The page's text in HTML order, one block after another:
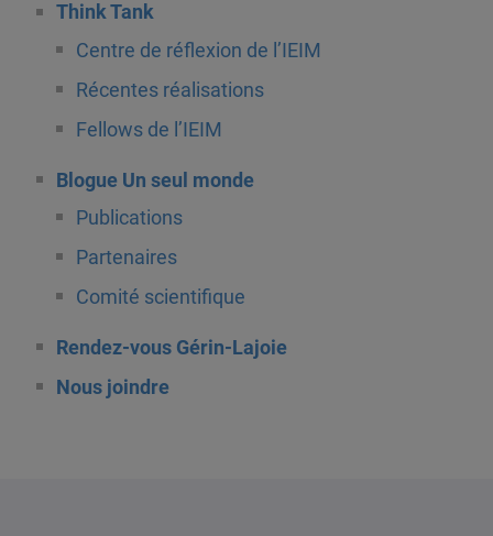
Think Tank
Centre de réflexion de l’IEIM
Récentes réalisations
Fellows de l’IEIM
Blogue Un seul monde
Publications
Partenaires
Comité scientifique
Rendez-vous Gérin-Lajoie
Nous joindre